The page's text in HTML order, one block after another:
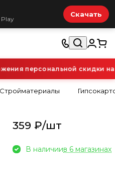
Скачать
персональной скидки на
Стройматериалы
359 ₽/шт
В наличиив 6 магазинах